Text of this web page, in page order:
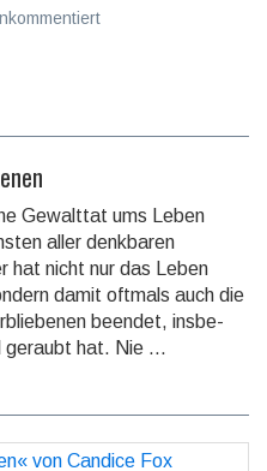
Gewalttat ums Leben
aller denk­baren
hat nicht nur das Leben
damit oftmals auch die
beendet, insbe­
geraubt hat. Nie ...